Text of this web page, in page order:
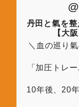
丹田と氣を
【大
＼血の巡り
「加圧トレ
10年後、20